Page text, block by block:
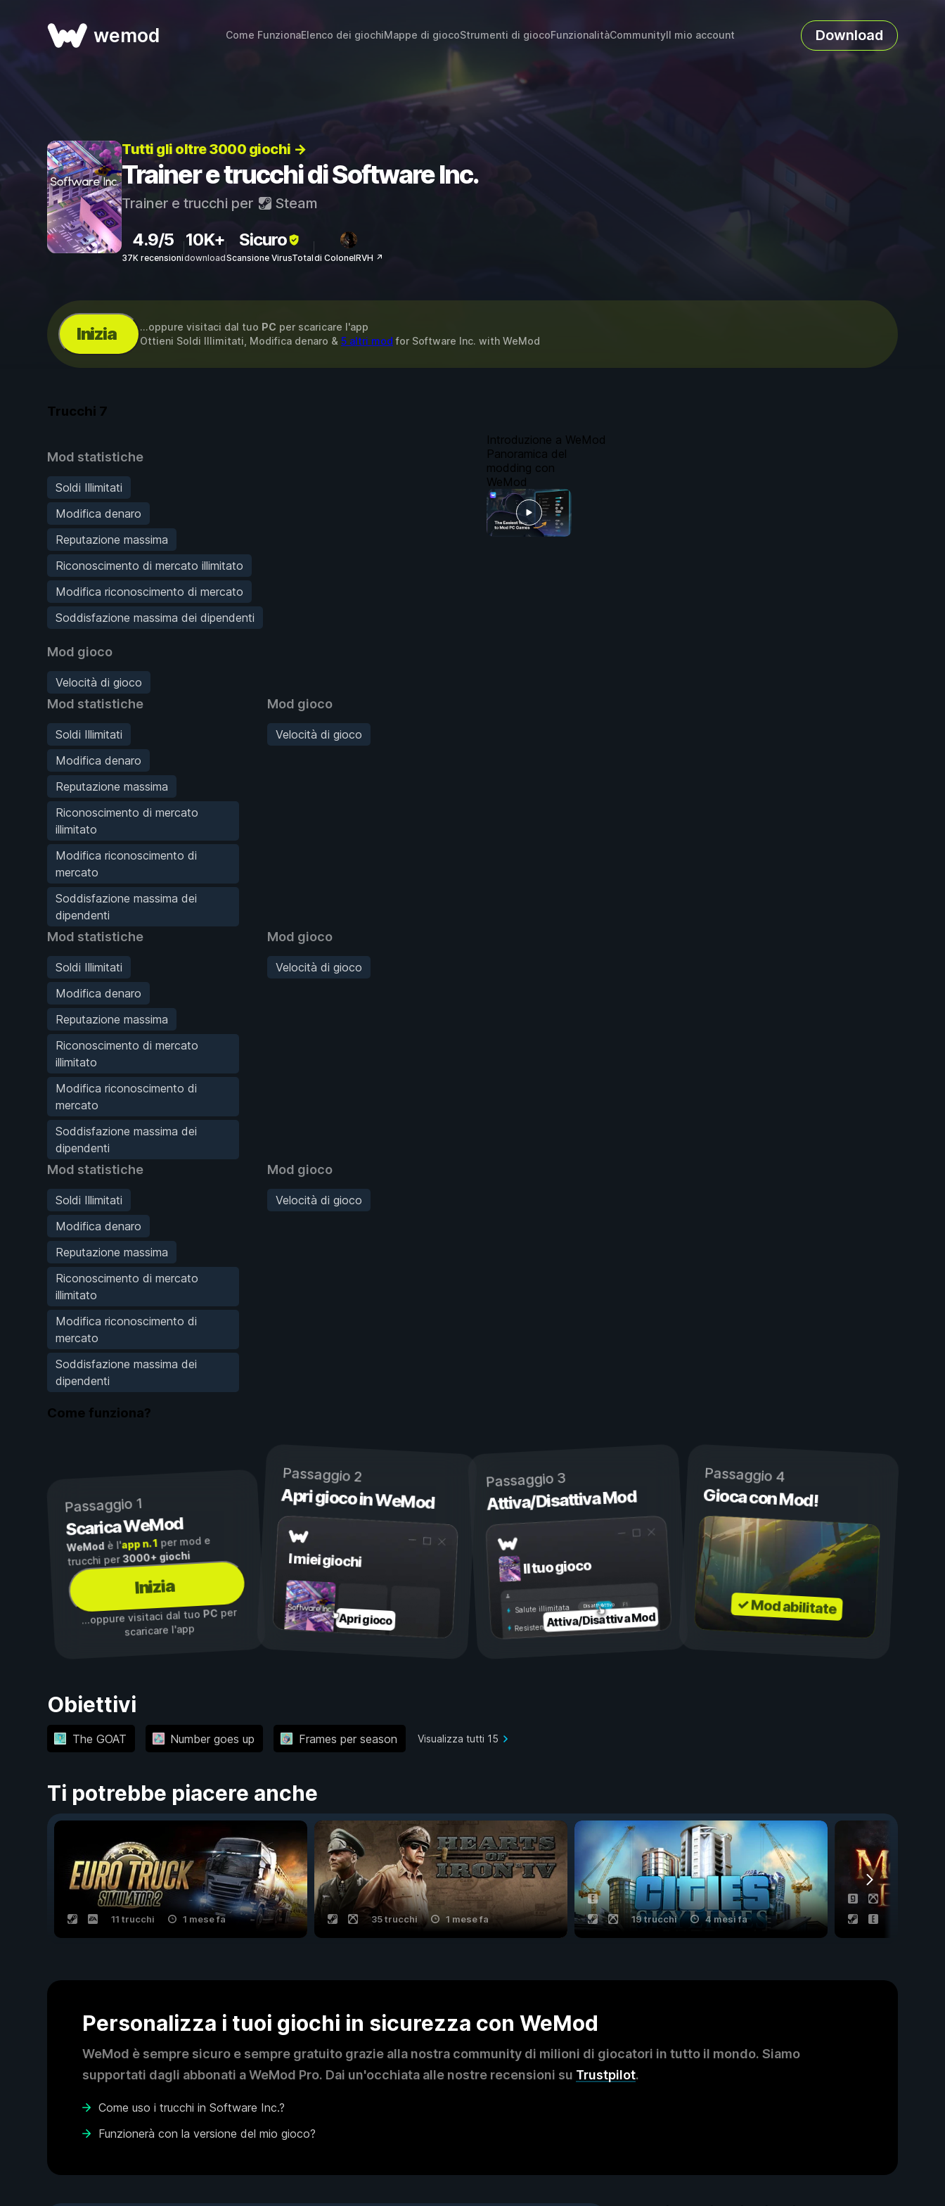
wemod Come FunzionaElenco dei giochiMappe di giocoStrumenti di giocoFunzionalitàCommunityIl mio account Download
Tutti gli oltre 3000 giochi →
Trainer e trucchi di Software Inc.
Trainer e trucchi per Steam
4.9/5
37K recensioni
10K+
download
Sicuro
Scansione VirusTotaldi ColonelRVH ↗
Inizia ...oppure visitaci dal tuo PC per scaricare l'app
Ottieni Soldi Illimitati, Modifica denaro & 5 altri mod for Software Inc. with WeMod
Trucchi 7
Mod statistiche
Soldi Illimitati
Modifica denaro
Reputazione massima
Riconoscimento di mercato illimitato
Modifica riconoscimento di mercato
Soddisfazione massima dei dipendenti
Mod gioco
Velocità di gioco
Mod statistiche
Soldi Illimitati
Modifica denaro
Reputazione massima
Riconoscimento di mercato
illimitato
Modifica riconoscimento di
mercato
Soddisfazione massima dei
dipendenti
Mod gioco
Velocità di gioco
Mod statistiche
Soldi Illimitati
Modifica denaro
Reputazione massima
Riconoscimento di mercato
illimitato
Modifica riconoscimento di
mercato
Soddisfazione massima dei
dipendenti
Mod gioco
Velocità di gioco
Mod statistiche
Soldi Illimitati
Modifica denaro
Reputazione massima
Riconoscimento di mercato
illimitato
Modifica riconoscimento di
mercato
Soddisfazione massima dei
dipendenti
Mod gioco
Velocità di gioco
Introduzione a WeMod
Panoramica del
modding con
WeMod
Come funziona?
Passaggio 1
Scarica WeMod
WeMod è l'app n. 1per mod e
trucchi per3000+ giochi
Inizia
...oppure visitaci dal tuo PCper
scaricare l'app
Passaggio 2
Apri gioco in WeMod
I miei giochi
Apri gioco
Passaggio 3
Attiva/Disattiva Mod
Il tuo gioco
Attivo
Disattivo
Salute illimitata
Resistenza illimitata
Attiva/Disattiva Mod
Passaggio 4
Gioca con Mod!
✓ Mod abilitate
Obiettivi
The GOAT Number goes up Frames per season Visualizza tutti 15
Ti potrebbe piacere anche
11 trucchi 1 mese fa 35 trucchi 1 mese fa 19 trucchi 4 mesi fa
Personalizza i tuoi giochi in sicurezza con WeMod
WeMod è sempre sicuro e sempre gratuito grazie alla nostra community di milioni di giocatori in tutto il mondo. Siamo
supportati dagli abbonati a WeMod Pro. Dai un'occhiata alle nostre recensioni su Trustpilot.
Come uso i trucchi in Software Inc.?
Funzionerà con la versione del mio gioco?